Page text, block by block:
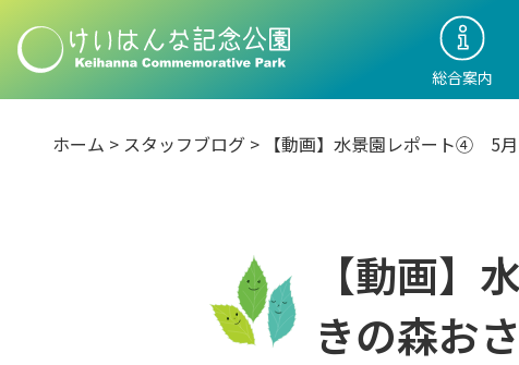
総合案内
ホーム > スタッフブログ > 【動画】水景園レポート④ 5
【動画
きの森お